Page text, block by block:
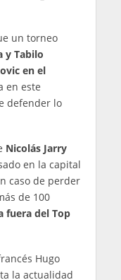
un torneo
y Tabilo
en el
en este
defender lo
Nicolás Jarry
en la capital
caso de perder
de 100
fuera del Top
Hugo
la actualidad